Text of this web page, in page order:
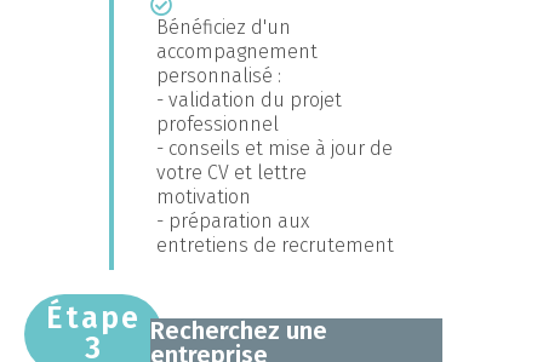
Bénéficiez d'un
accompagnement
personnalisé :
- validation du projet
professionnel
- conseils et mise à jour de
votre CV et lettre
motivation
- préparation aux
entretiens de recrutement
Étape
3
Recherchez une
entreprise